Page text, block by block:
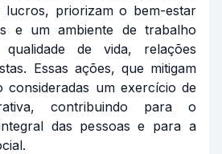
lucros, priorizam o bem-estar
e um ambiente de trabalho
de vida, relações
Essas ações, que mitigam
consideradas um exercício de
contribuindo para o
das pessoas e para a